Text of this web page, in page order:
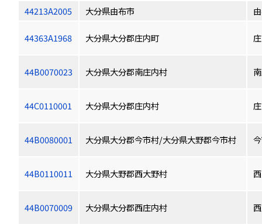
44213A2005 大分県由布市
44363A1968 大分県大分郡庄内町
44B0070023 大分県大分郡南庄内村
44C0110001 大分県大分郡庄内村
44B0080001 大分県大分郡今市村/大分県大野郡今市村
44B0110011 大分県大野郡西大野村
44B0070009 大分県大分郡西庄内村